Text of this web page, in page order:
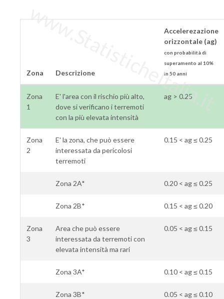
Zona Descrizione
Accelerezazione
orizzontale (ag)
con probabilità di
superamento al 10%
in 50 anni
Zona
1
E' l'area con il rischio più alto,
dove si verificano i terremoti
con la più elevata intensità
ag > 0.25
Zona
2
E' la zona, che può essere
interessata da pericolosi
terremoti
0.15 < ag ≤ 0.25
Zona 2A* 0.20 < ag ≤ 0.25
Zona 2B* 0.15 < ag ≤ 0.20
Zona
3
Area che può essere
interessata da terremoti con
elevata intensità ma rari
0.05 < ag ≤ 0.15
Zona 3A* 0.10 < ag ≤ 0.15
Zona 3B* 0.05 < ag ≤ 0.10
www.StatisticheItalia.it